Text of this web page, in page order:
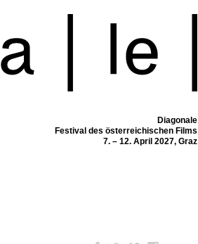
Diagonale
Festival des österreichischen Films
7. – 12. April 2027, Graz